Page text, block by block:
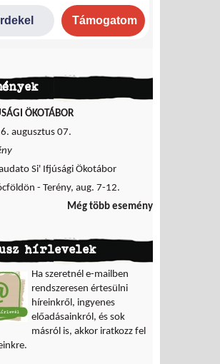
ÖKOTÁBOR
augusztus 07.
Si' Ifjúsági Ökotábor
- Terény, aug. 7-12.
Még több esemény
hírlevelek
Ha szeretnél e-mailben
rendszeresen értesülni
híreinkről, ingyenes
előadásainkról, és sok
másról is, akkor iratkozz fel